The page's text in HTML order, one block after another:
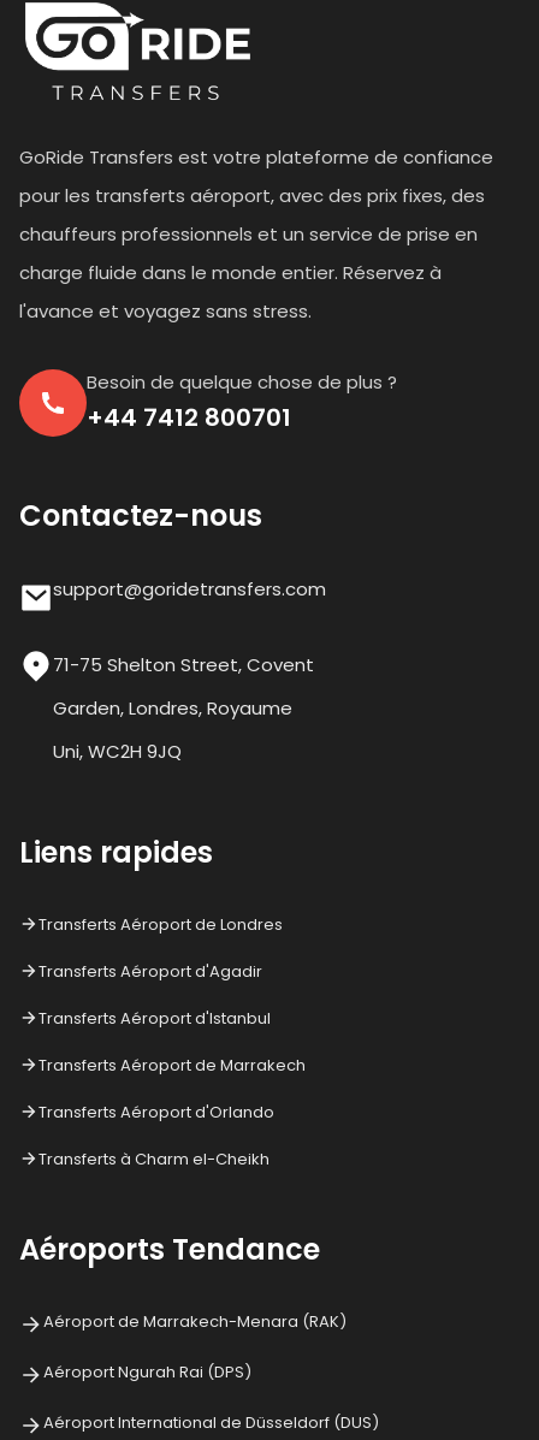
GoRide Transfers est votre plateforme de confiance
pour les transferts aéroport, avec des prix fixes, des
chauffeurs professionnels et un service de prise en
charge fluide dans le monde entier. Réservez à
l'avance et voyagez sans stress.
Besoin de quelque chose de plus ?
+44 7412 800701
Contactez-nous
support@goridetransfers.com
71-75 Shelton Street, Covent
Garden, Londres, Royaume
Uni, WC2H 9JQ
Liens rapides
Transferts Aéroport de Londres
Transferts Aéroport d'Agadir
Transferts Aéroport d'Istanbul
Transferts Aéroport de Marrakech
Transferts Aéroport d'Orlando
Transferts à Charm el-Cheikh
Aéroports Tendance
Aéroport de Marrakech-Menara (RAK)
Aéroport Ngurah Rai (DPS)
Aéroport International de Düsseldorf (DUS)